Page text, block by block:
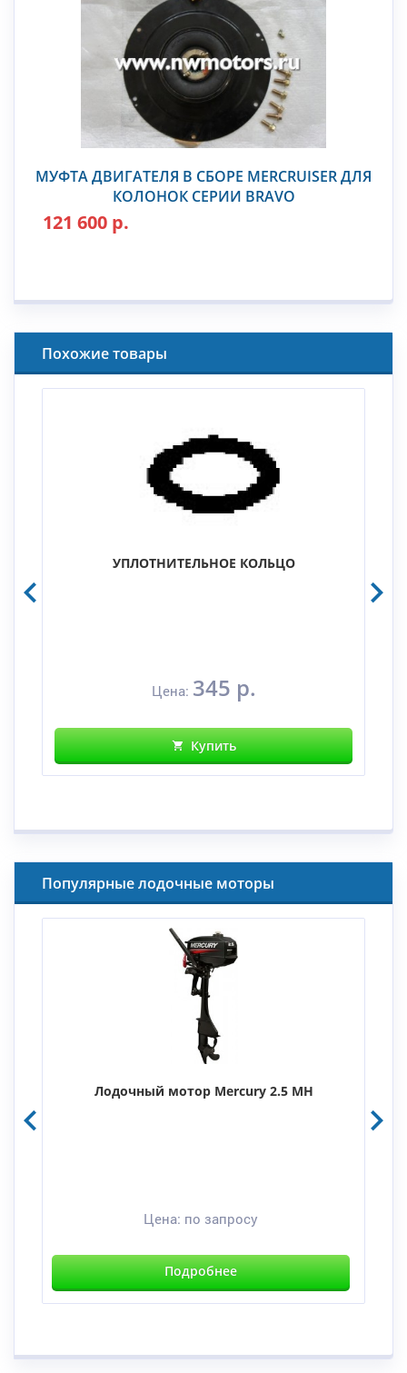
МУФТА ДВИГАТЕЛЯ В СБОРЕ MERCRUISER ДЛЯ
КОЛОНОК СЕРИИ BRAVO
121 600 р.
Похожие товары
УПЛОТНИТЕЛЬНОЕ КОЛЬЦО
Цена: 345 р.
Купить
Популярные лодочные моторы
Лодочный мотор Mercury 2.5 MH
Цена: по запросу
Подробнее